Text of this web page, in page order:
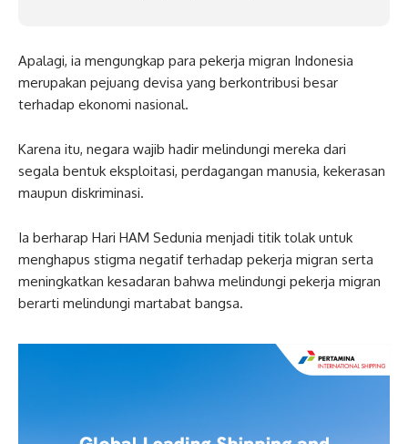
Apalagi, ia mengungkap para pekerja migran Indonesia
merupakan pejuang devisa yang berkontribusi besar
terhadap ekonomi nasional.
Karena itu, negara wajib hadir melindungi mereka dari
segala bentuk eksploitasi, perdagangan manusia, kekerasan
maupun diskriminasi.
Ia berharap Hari HAM Sedunia menjadi titik tolak untuk
menghapus stigma negatif terhadap pekerja migran serta
meningkatkan kesadaran bahwa melindungi pekerja migran
berarti melindungi martabat bangsa.